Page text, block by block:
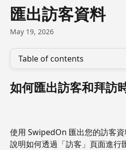
Skip to main content
匯出訪客資料
May 19, 2026
Table of contents
如何匯出訪客和拜訪
使用 SwipedOn 匯出您的訪客
說明如何透過「訪客」頁面進行